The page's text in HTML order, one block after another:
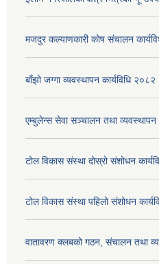
मजदुर कल्याणकारी कोष संचालन
बाँझो जग्गा व्यवस्थापन कार्यविधि २०८२
एम्बुलेन्स सेवा सञ्चालन तथा व्यवस्थापन
टोल विकास संस्था दोस्रो संशोधन
टोल विकास संस्था पहिलो संशोधन
वातावरण क्लबको गठन, संचालन तथा